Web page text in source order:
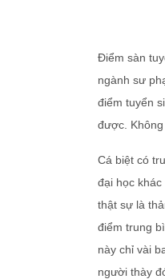
Điểm sàn
ngành sư
điểm tuyển
được.
Cá biệt có
đại học
thật sự là
điểm trung
này chỉ vài
người thày